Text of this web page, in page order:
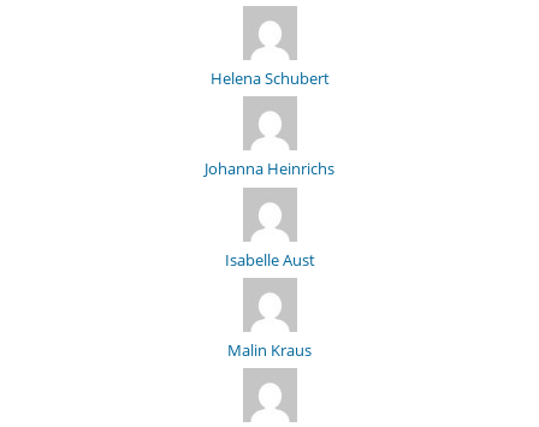
Helena Schubert
Johanna Heinrichs
Isabelle Aust
Malin Kraus